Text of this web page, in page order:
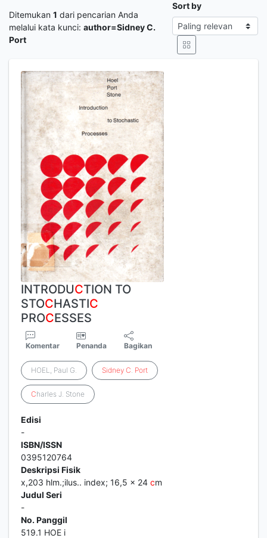
Ditemukan 1 dari pencarian Anda
melalui kata kunci: author=Sidney C.
Port
Sort by
INTRODUCTION TO
STOCHASTIC
PROCESSES
Komentar Penanda Bagikan
HOEL, Paul G. Sidney C. Port
Charles J. Stone
Edisi
-
ISBN/ISSN
0395120764
Deskripsi Fisik
x,203 hlm.;ilus.. index; 16,5 x 24 cm
Judul Seri
-
No. Panggil
519.1 HOE i